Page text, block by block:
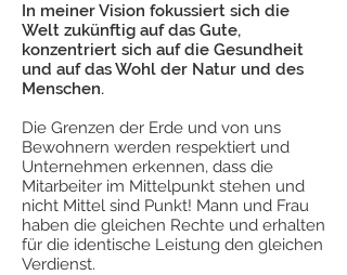
In meiner Vision fokussiert sich die
Welt zukünftig auf das Gute,
konzentriert sich auf die Gesundheit
und auf das Wohl der Natur und des
Menschen.
Die Grenzen der Erde und von uns
Bewohnern werden respektiert und
Unternehmen erkennen, dass die
Mitarbeiter im Mittelpunkt stehen und
nicht Mittel sind Punkt! Mann und Frau
haben die gleichen Rechte und erhalten
für die identische Leistung den gleichen
Verdienst.